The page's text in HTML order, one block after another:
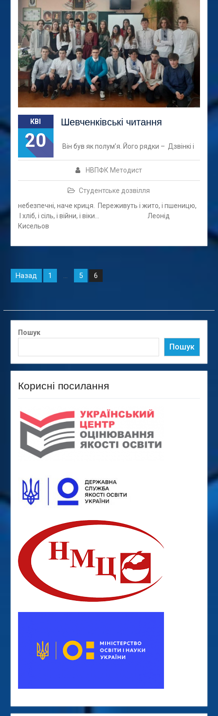
КВІ
20
Шевченківські читання
НВПФК Методист
Студентське дозвілля
Він був як полум’я. Його рядки – Дзвінкі і
небезпечні, наче криця. Переживуть і жито, і пшеницю,
І хліб, і сіль, і війни, і віки… Леонід
Кисельов
Навігація
записів
Назад 1 5 6
Пошук
Пошук
Корисні посилання